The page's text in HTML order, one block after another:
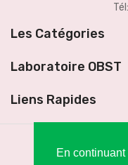
En
Les Catégories
Laboratoire OBST
Liens Rapides